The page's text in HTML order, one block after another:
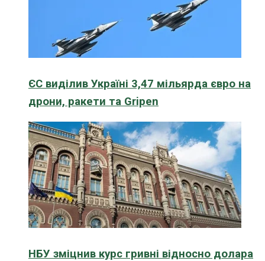
ЄС виділив Україні 3,47 мільярда євро на
дрони, ракети та Gripen
НБУ зміцнив курс гривні відносно долара